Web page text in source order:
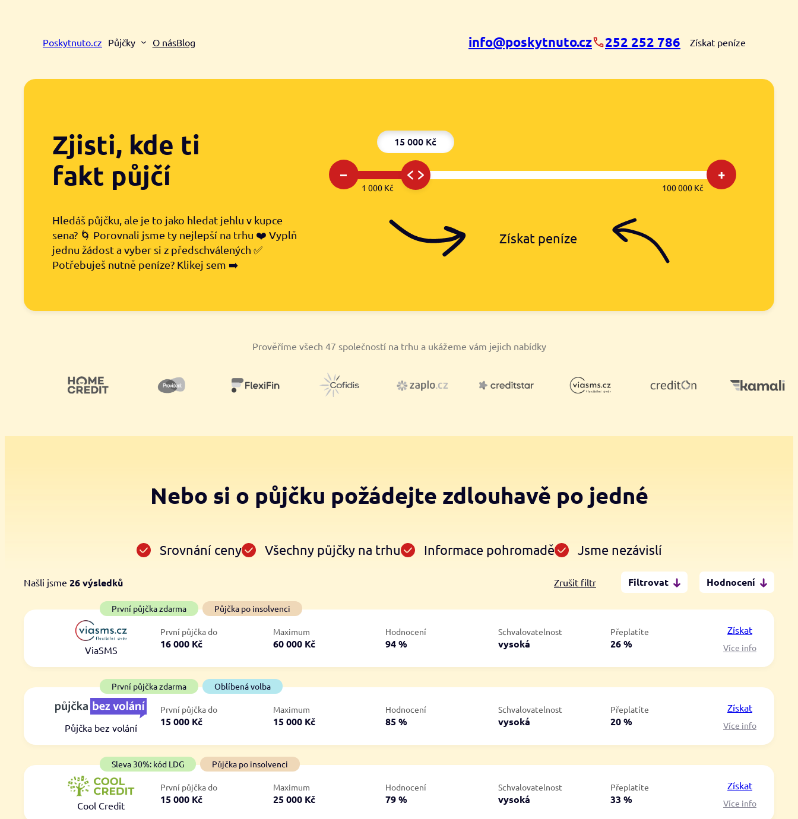
Poskytnuto.cz Půjčky O násBlog info@poskytnuto.cz 252 252 786 Získat peníze
Zjisti, kde ti
fakt půjčí
Hledáš půjčku, ale je to jako hledat jehlu v kupce
sena? 🌀 Porovnali jsme ty nejlepší na trhu ❤️ Vyplň
jednu žádost a vyber si z předschválených ✅
Potřebuješ nutně peníze? Klikej sem ➡️
15 000 Kč
– +
1 000 Kč 100 000 Kč
Získat peníze
Prověříme všech 47 společností na trhu a ukážeme vám jejich nabídky
Nebo si o půjčku požádejte zdlouhavě po jedné
Srovnání ceny Všechny půjčky na trhu Informace pohromadě Jsme nezávislí
Zrušit filtr Filtrovat
Hodnocení
Od
Do
První půjčka zdarma
ano
Našli jsme 26výsledků
První půjčka zdarma Půjčka po insolvenci
ViaSMS
První půjčka do
16 000 Kč
Maximum
60 000 Kč
Hodnocení
94 %
Schvalovatelnost
vysoká
Přeplatíte
26 %
Získat
Více info
První půjčka zdarma Oblíbená volba
Půjčka bez volání
První půjčka do
15 000 Kč
Maximum
15 000 Kč
Hodnocení
85 %
Schvalovatelnost
vysoká
Přeplatíte
20 %
Získat
Více info
Sleva 30%: kód LDG Půjčka po insolvenci
Cool Credit
První půjčka do
15 000 Kč
Maximum
25 000 Kč
Hodnocení
79 %
Schvalovatelnost
vysoká
Přeplatíte
33 %
Získat
Více info